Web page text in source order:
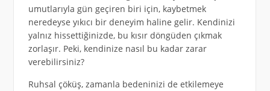
umutlarıyla gün geçiren biri için, kaybetmek
neredeyse yıkıcı bir deneyim haline gelir. Kendinizi
yalnız hissettiğinizde, bu kısır döngüden çıkmak
zorlaşır. Peki, kendinize nasıl bu kadar zarar
verebilirsiniz?
Ruhsal çöküş, zamanla bedeninizi de etkilemeye